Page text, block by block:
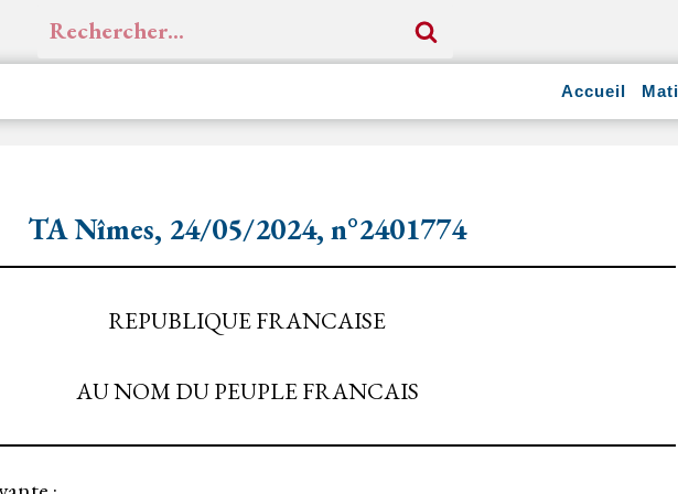
Rechercher :
Accueil
TA Nîmes, 24/05/2024, n°2401774
REPUBLIQUE FRANCAISE
AU NOM DU PEUPLE FRANCAIS